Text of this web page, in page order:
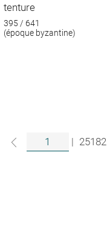
tenture
395 / 641
(époque byzantine)
| 25182